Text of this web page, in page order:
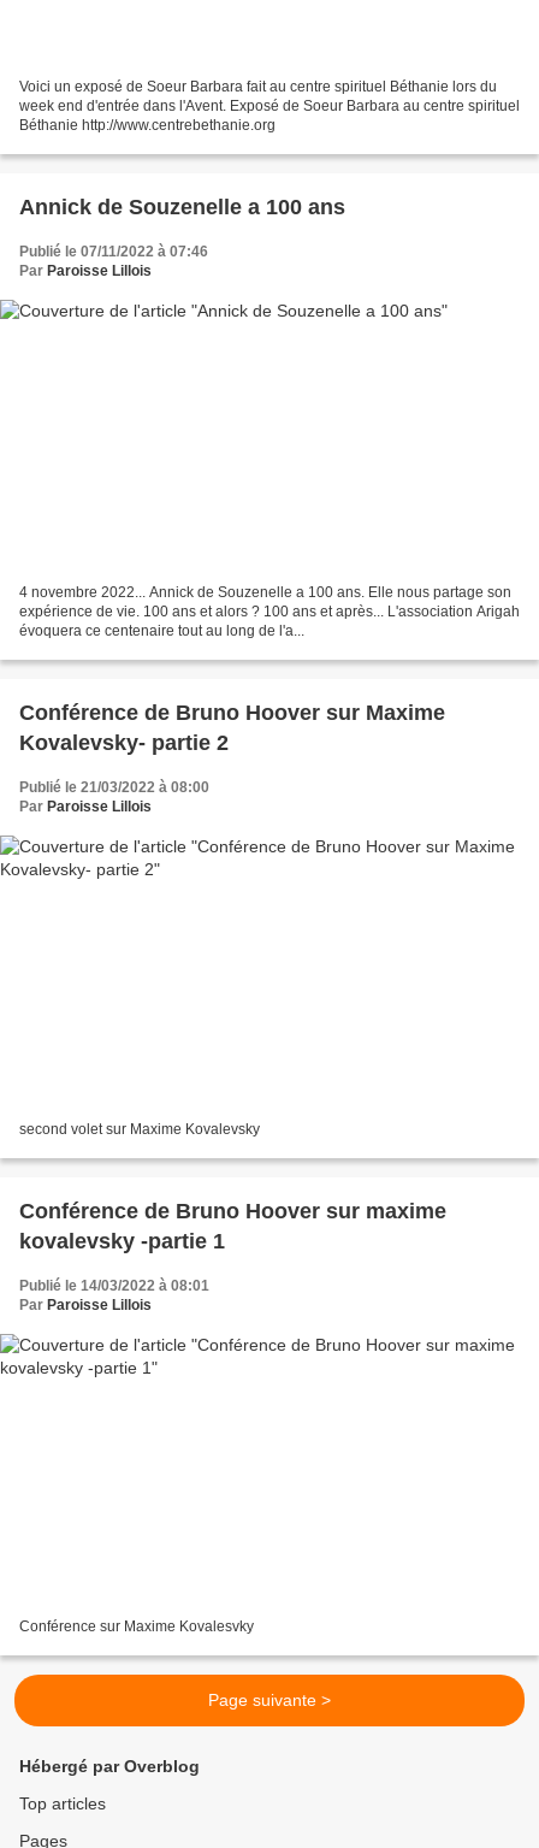
Voici un exposé de Soeur Barbara fait au centre spirituel Béthanie lors du
week end d'entrée dans l'Avent. Exposé de Soeur Barbara au centre spirituel
Béthanie http://www.centrebethanie.org
Annick de Souzenelle a 100 ans
Publié le 07/11/2022 à 07:46
Par Paroisse Lillois
4 novembre 2022... Annick de Souzenelle a 100 ans. Elle nous partage son
expérience de vie. 100 ans et alors ? 100 ans et après... L'association Arigah
évoquera ce centenaire tout au long de l'a...
Conférence de Bruno Hoover sur Maxime
Kovalevsky- partie 2
Publié le 21/03/2022 à 08:00
Par Paroisse Lillois
second volet sur Maxime Kovalevsky
Conférence de Bruno Hoover sur maxime
kovalevsky -partie 1
Publié le 14/03/2022 à 08:01
Par Paroisse Lillois
Conférence sur Maxime Kovalesvky
Page suivante >
Hébergé par Overblog
Top articles
Pages